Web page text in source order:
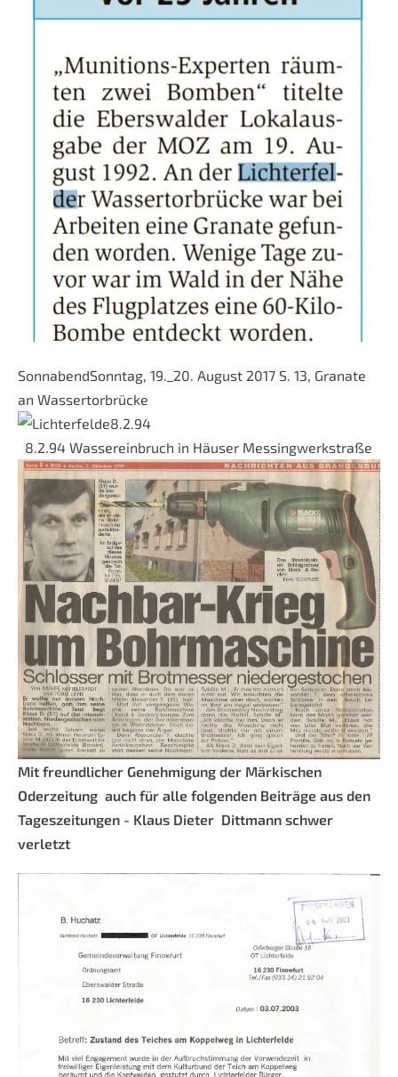
SonnabendSonntag, 19._20. August 2017 S. 13, Granate
an Wassertorbrücke
8.2.94 Wassereinbruch in Häuser Messingwerkstraße
Mit freundlicher Genehmigung der Märkischen
Oderzeitung auch für alle folgenden Beiträge aus den
Tageszeitungen - Klaus Dieter Dittmann schwer
verletzt